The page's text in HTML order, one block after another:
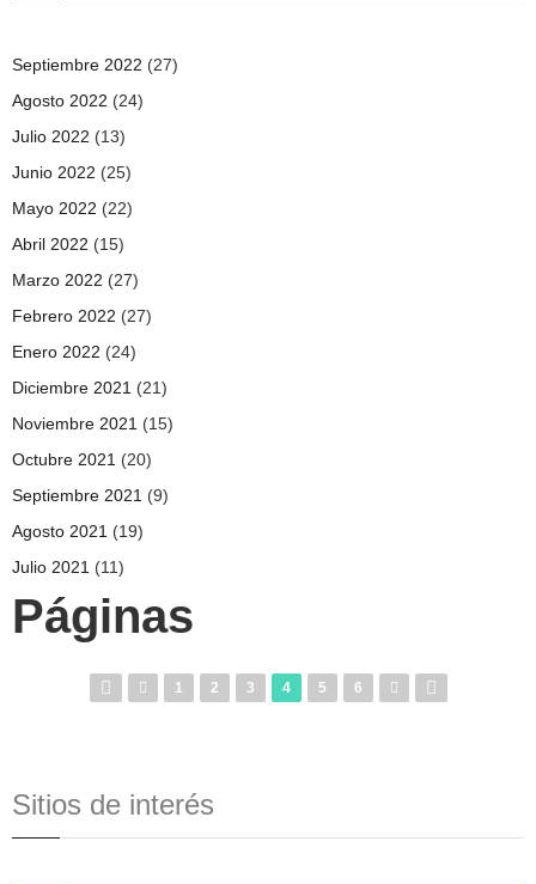
Septiembre 2022 (27)
Agosto 2022 (24)
Julio 2022 (13)
Junio 2022 (25)
Mayo 2022 (22)
Abril 2022 (15)
Marzo 2022 (27)
Febrero 2022 (27)
Enero 2022 (24)
Diciembre 2021 (21)
Noviembre 2021 (15)
Octubre 2021 (20)
Septiembre 2021 (9)
Agosto 2021 (19)
Julio 2021 (11)
Páginas
1 2 3 4 5 6
Sitios de interés